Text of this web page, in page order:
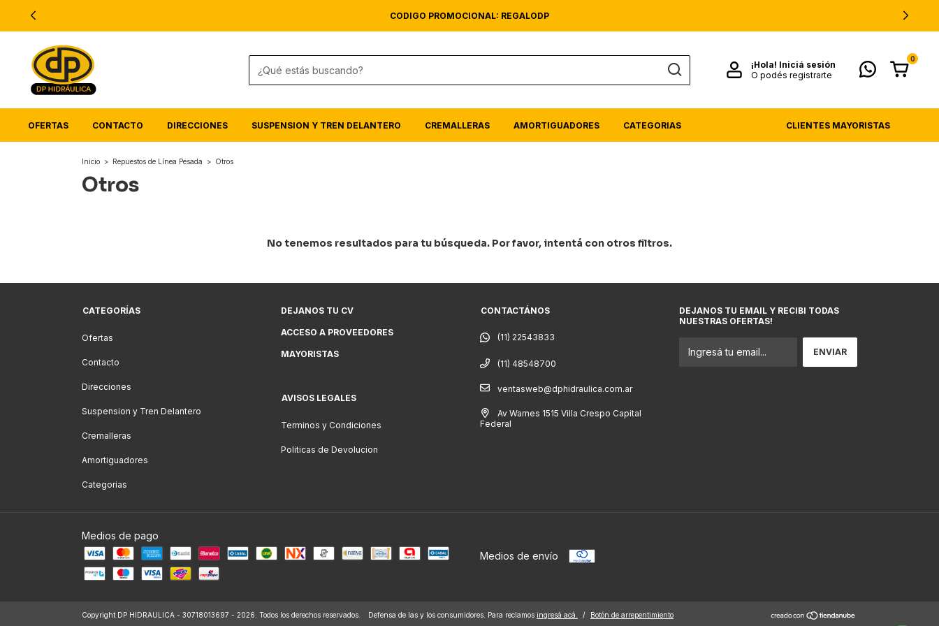
CODIGO PROMOCIONAL: REGALODP
¡Hola! Iniciá sesión
O podés registrarte
0
OFERTAS CONTACTO DIRECCIONES SUSPENSION Y TREN DELANTERO CREMALLERAS AMORTIGUADORES CATEGORIAS CLIENTES MAYORISTAS
Inicio > Repuestos de Línea Pesada > Otros
Otros
No tenemos resultados para tu búsqueda. Por favor, intentá con otros filtros.
CATEGORÍAS
Ofertas
Contacto
Direcciones
Suspension y Tren Delantero
Cremalleras
Amortiguadores
Categorias
DEJANOS TU CV
ACCESO A PROVEEDORES
MAYORISTAS
AVISOS LEGALES
Terminos y Condiciones
Politicas de Devolucion
CONTACTÁNOS
(11) 48548700
ventasweb@dphidraulica.com.ar
Av Warnes 1515 Villa Crespo Capital
Federal
DEJANOS TU EMAIL Y RECIBI TODAS
NUESTRAS OFERTAS!
Medios de pago
Medios de envío
Copyright DP HIDRAULICA - 30718013697 - 2026. Todos los derechos reservados. Defensa de las y los consumidores. Para reclamos ingresá acá. / Botón de arrepentimiento